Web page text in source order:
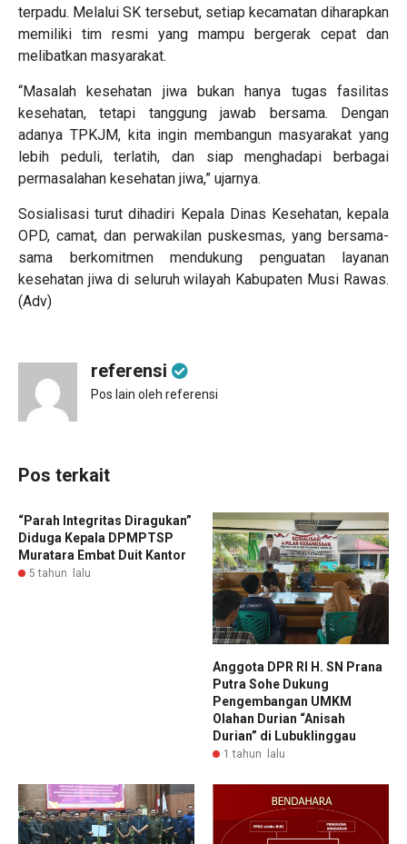
terpadu. Melalui SK tersebut, setiap kecamatan diharapkan
memiliki tim resmi yang mampu bergerak cepat dan
melibatkan masyarakat.
“Masalah kesehatan jiwa bukan hanya tugas fasilitas
kesehatan, tetapi tanggung jawab bersama. Dengan
adanya TPKJM, kita ingin membangun masyarakat yang
lebih peduli, terlatih, dan siap menghadapi berbagai
permasalahan kesehatan jiwa,” ujarnya.
Sosialisasi turut dihadiri Kepala Dinas Kesehatan, kepala
OPD, camat, dan perwakilan puskesmas, yang bersama-
sama berkomitmen mendukung penguatan layanan
kesehatan jiwa di seluruh wilayah Kabupaten Musi Rawas.
(Adv)
referensi
Pos lain oleh referensi
Pos terkait
“Parah Integritas Diragukan”
Diduga Kepala DPMPTSP
Muratara Embat Duit Kantor
5 tahun lalu
Anggota DPR RI H. SN Prana
Putra Sohe Dukung
Pengembangan UMKM
Olahan Durian “Anisah
Durian” di Lubuklinggau
1 tahun lalu